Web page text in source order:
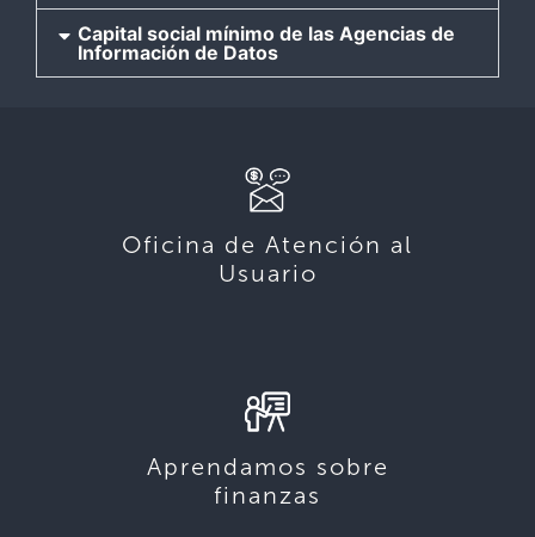
Capital social mínimo de las Agencias de
Información de Datos
Oficina de Atención al
Usuario
Aprendamos sobre
finanzas